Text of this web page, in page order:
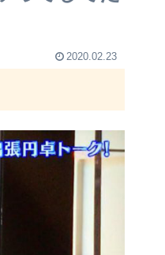
2020.02.23